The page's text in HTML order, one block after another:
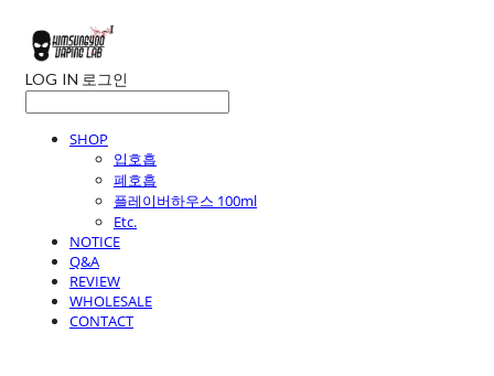
LOG IN 로그인
SHOP
입호흡
폐호흡
플레이버하우스 100ml
Etc.
NOTICE
Q&A
REVIEW
WHOLESALE
CONTACT